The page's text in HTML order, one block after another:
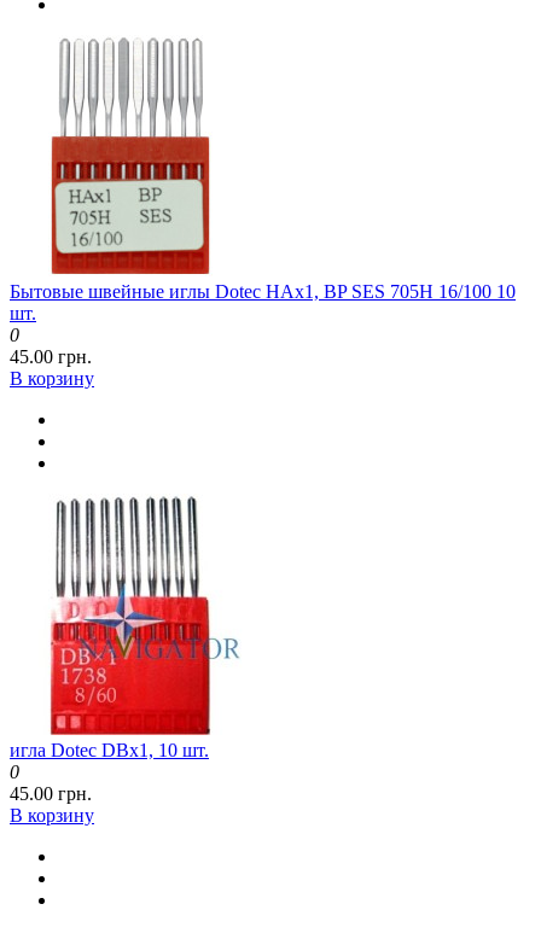
Бытовые швейные иглы Dotec HAx1, BP SES 705H 16/100 10
шт.
0
45.00 грн.
В корзину
игла Dotec DBx1, 10 шт.
0
45.00 грн.
В корзину